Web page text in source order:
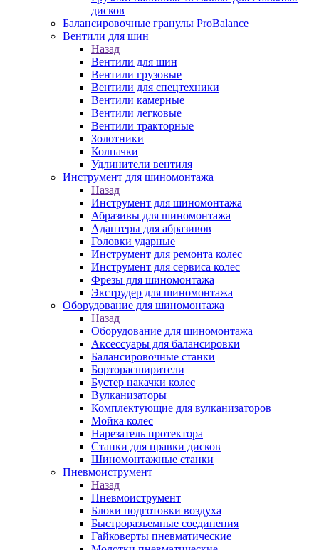
дисков
Балансировочные гранулы ProBalance
Вентили для шин
Назад
Вентили для шин
Вентили грузовые
Вентили для спецтехники
Вентили камерные
Вентили легковые
Вентили тракторные
Золотники
Колпачки
Удлинители вентиля
Инструмент для шиномонтажа
Назад
Инструмент для шиномонтажа
Абразивы для шиномонтажа
Адаптеры для абразивов
Головки ударные
Инструмент для ремонта колес
Инструмент для сервиса колес
Фрезы для шиномонтажа
Экструдер для шиномонтажа
Оборудование для шиномонтажа
Назад
Оборудование для шиномонтажа
Аксессуары для балансировки
Балансировочные станки
Борторасширители
Бустер накачки колес
Вулканизаторы
Комплектующие для вулканизаторов
Мойка колес
Нарезатель протектора
Станки для правки дисков
Шиномонтажные станки
Пневмоиструмент
Назад
Пневмоиструмент
Блоки подготовки воздуха
Быстроразъемные соединения
Гайковерты пневматические